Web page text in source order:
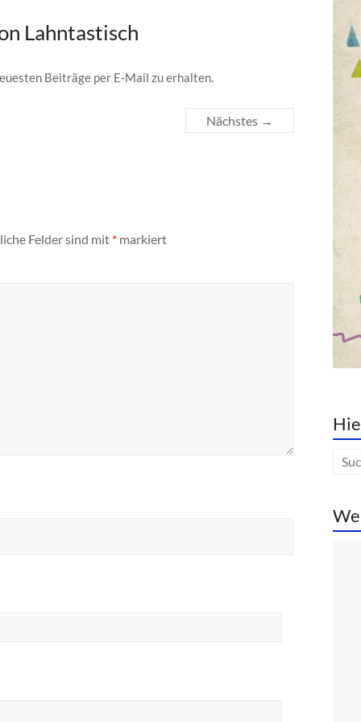
Lahntastisch
Beiträge per E-Mail zu erhalten.
Nächstes →
Felder sind mit * markiert